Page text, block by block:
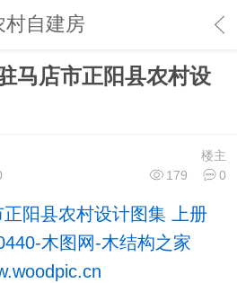
村自建房
马店市正阳县农村设
楼主
179
0